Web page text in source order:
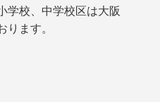
学校、中学校区は大阪
ります。